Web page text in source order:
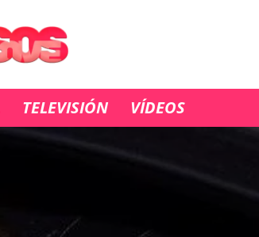
TELEVISIÓN VÍDEOS